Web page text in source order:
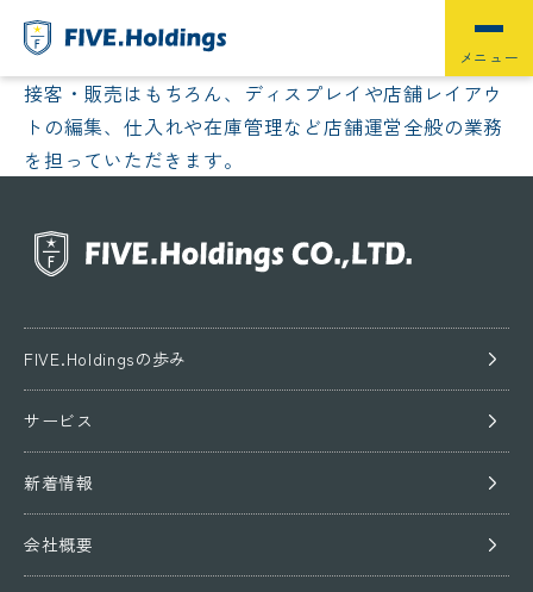
接客・販売はもちろん、ディスプレイや店舗レイアウ
トの編集、仕入れや在庫管理など店舗運営全般の業務
を担っていただきます。
FIVE.Holdingsの歩み
サービス
新着情報
会社概要